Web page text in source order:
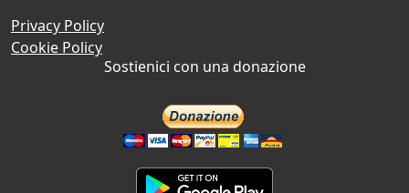
Privacy Policy
Cookie Policy
Sostienici con una donazione